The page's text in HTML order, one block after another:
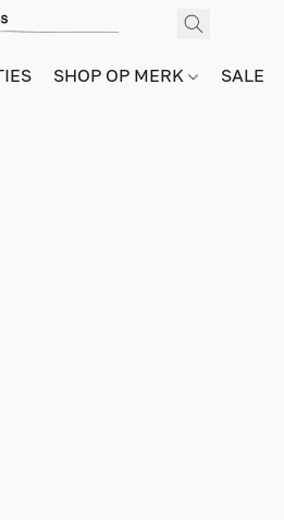
SHOP OP MERK SALE